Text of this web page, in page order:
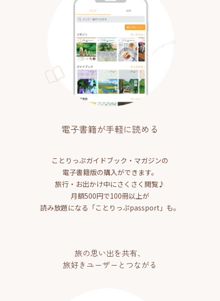
電子書籍が手軽に読める
ことりっぷガイドブック・マガジンの
電子書籍版の購入ができます。
旅行・お出かけ中にさくさく閲覧♪
月額500円で100冊以上が
読み放題になる「ことりっぷpassport」も。
旅の思い出を共有、
旅好きユーザーとつながる